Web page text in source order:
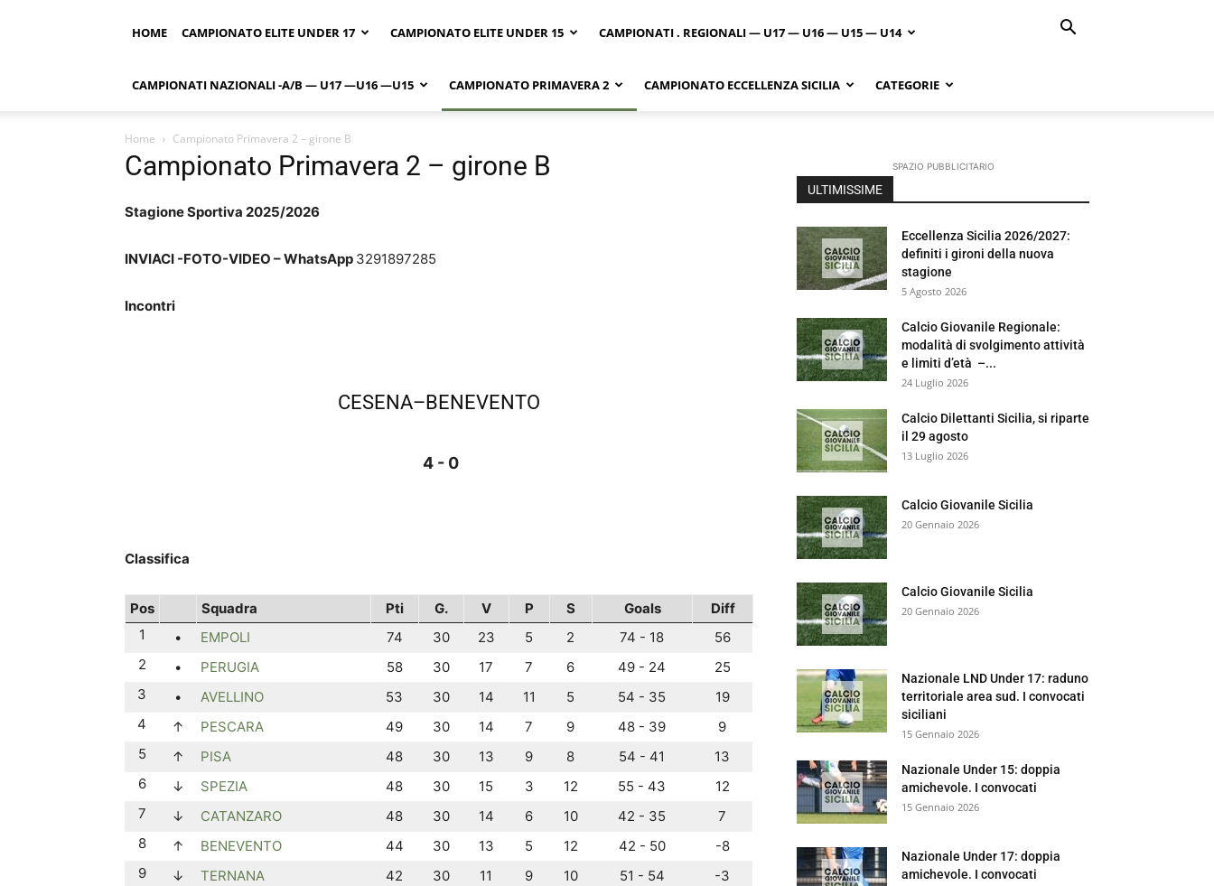
HOME CAMPIONATO ELITE UNDER 17 CAMPIONATO ELITE UNDER 15 CAMPIONATI . REGIONALI — U17 — U16 — U15 — U14
CAMPIONATI NAZIONALI -A/B — U17 —U16 —U15 CAMPIONATO PRIMAVERA 2 CAMPIONATO ECCELLENZA SICILIA CATEGORIE
Home Campionato Primavera 2 – girone B
Campionato Primavera 2 – girone B
Stagione Sportiva 2025/2026
INVIACI -FOTO-VIDEO – WhatsApp 3291897285
Incontri
CESENA–BENEVENTO
4 - 0
Classifica
Pos Squadra Pti G. V P S Goals
Diff
1
• EMPOLI 74 30 23 5 2 74 - 18
56
2
• PERUGIA 58 30 17 7 6 49 - 24
25
3
• AVELLINO 53 30 14 11 5 54 - 35
19
4
↑ PESCARA 49 30 14 7 9 48 - 39
9
5
↑ PISA 48 30 13 9 8 54 - 41
13
6
↓ SPEZIA 48 30 15 3 12 55 - 43
12
7
↓ CATANZARO 48 30 14 6 10 42 - 35
7
8
↑ BENEVENTO 44 30 13 5 12 42 - 50
-8
9
↓ TERNANA 42 30 11 9 10 51 - 54
-3
SPAZIO PUBBLICITARIO
ULTIMISSIME
Eccellenza Sicilia 2026/2027:
definiti i gironi della nuova
stagione
5 Agosto 2026
Calcio Giovanile Regionale:
modalità di svolgimento attività
e limiti d’età –...
24 Luglio 2026
Calcio Dilettanti Sicilia, si riparte
il 29 agosto
13 Luglio 2026
Calcio Giovanile Sicilia
20 Gennaio 2026
Calcio Giovanile Sicilia
20 Gennaio 2026
Nazionale LND Under 17: raduno
territoriale area sud. I convocati
siciliani
15 Gennaio 2026
Nazionale Under 15: doppia
amichevole. I convocati
15 Gennaio 2026
Nazionale Under 17: doppia
amichevole. I convocati